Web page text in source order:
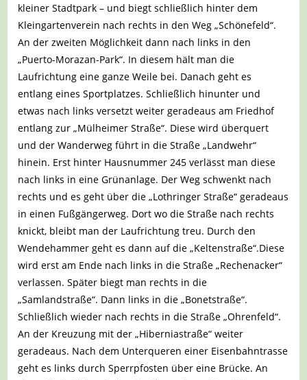
kleiner Stadtpark – und biegt schließlich hinter dem
Kleingartenverein nach rechts in den Weg „Schönefeld“.
An der zweiten Möglichkeit dann nach links in den
„Puerto-Morazan-Park“. In diesem hält man die
Laufrichtung eine ganze Weile bei. Danach geht es
entlang eines Sportplatzes. Schließlich hinunter und
etwas nach links versetzt weiter geradeaus am Friedhof
entlang zur „Mülheimer Straße“. Diese wird überquert
und der Wanderweg führt in die Straße „Landwehr“
hinein. Erst hinter Hausnummer 245 verlässt man diese
nach links in eine Grünanlage. Der Weg schwenkt nach
rechts und es geht über die „Lothringer Straße“ geradeaus
in einen Fußgängerweg. Dort wo die Straße nach rechts
knickt, bleibt man der Laufrichtung treu. Durch den
Wendehammer geht es dann auf die „Keltenstraße“.Diese
wird erst am Ende nach links in die Straße „Rechenacker“
verlassen. Später biegt man rechts in die
„Samlandstraße“. Dann links in die „Bonetstraße“.
Schließlich wieder nach rechts in die Straße „Ohrenfeld“.
An der Kreuzung mit der „Hiberniastraße“ weiter
geradeaus. Nach dem Unterqueren einer Eisenbahntrasse
geht es links durch Sperrpfosten über eine Brücke. An